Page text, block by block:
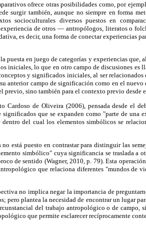
ofrece otras posibilidades como, por
surgir también, aunque no siempre en forma
socioculturales diversos puestos en
de otros — antropólogos, literatos o
es decir, una forma de conectar experiencias
puesta en juego de categorías y experiencias que,
iniciales, lo que en otro campo de discusiones es
y significados iniciales, al ser
anterior campo de significación como en el
previo, sino también para el contexto previo desde
Cardoso de Oliveira (2006), pensada desde el
que se expanden como "parte de
del cual los elementos simbólicos se
está puesto en contrastar para distinguir las
simbólico" cuya significancia se traslada a
de sentido (Wagner, 2010, p. 79). Esta
que relaciona diferentes "mundos de
no implica negar la importancia de
pero plantea la necesidad de encontrar un lugar
del trabajo antropológico o de campo,
que permite esclarecer recíprocamente